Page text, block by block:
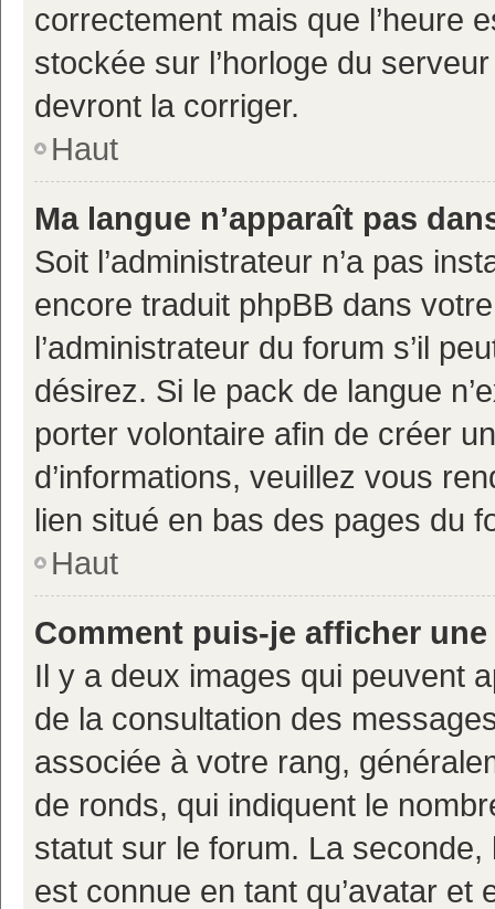
correctement mais que l’heure
stockée sur l’horloge du
devront la corriger.
Haut
Ma langue n’apparaît pas
Soit l’administrateur n’a pas
encore traduit phpBB dans
l’administrateur du forum s’il
désirez. Si le pack de langue
porter volontaire afin de créer
d’informations, veuillez vous
lien situé en bas des pages du
Haut
Comment puis-je afficher
Il y a deux images qui peuvent
de la consultation des
associée à votre rang,
de ronds, qui indiquent le
statut sur le forum. La
est connue en tant qu’avatar et